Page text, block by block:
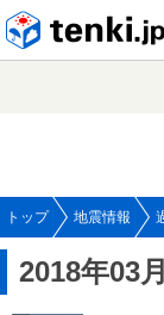
トップ 地震情報
2018年03